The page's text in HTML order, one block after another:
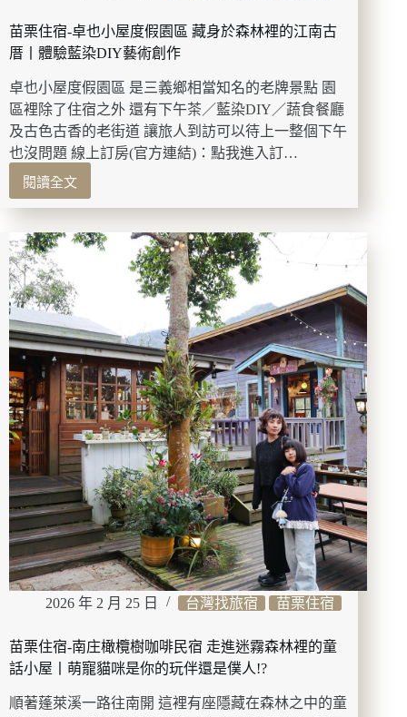
然
酵
酸
種
麵
包
苗栗住宿-卓也小屋度假園區 藏身於森林裡的江南古
厝丨體驗藍染DIY藝術創作
卓也小屋度假園區 是三義鄉相當知名的老牌景點 園
區裡除了住宿之外 還有下午茶／藍染DIY／蔬食餐廳
及古色古香的老街道 讓旅人到訪可以待上一整個下午
也沒問題 線上訂房(官方連結)：點我進入訂…
閱讀全文
苗
栗
住
宿-
卓
也
小
屋
度
假
園
區
藏
身
於
森
林
裡
的
江
南
古
厝
體
驗
染
2026 年 2 月 25 日 台灣找旅宿 苗栗住宿
苗栗住宿-南庄橄欖樹咖啡民宿 走進迷霧森林裡的童
話小屋丨萌寵貓咪是你的玩伴還是僕人!?
順著蓬萊溪一路往南開 這裡有座隱藏在森林之中的童